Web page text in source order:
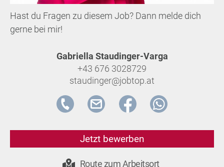
Hast du Fragen zu diesem Job? Dann melde dich
gerne bei mir!
Gabriella Staudinger-Varga
+43 676 3028729
staudinger@jobtop.at
Jetzt bewerben
Route zum Arbeitsort